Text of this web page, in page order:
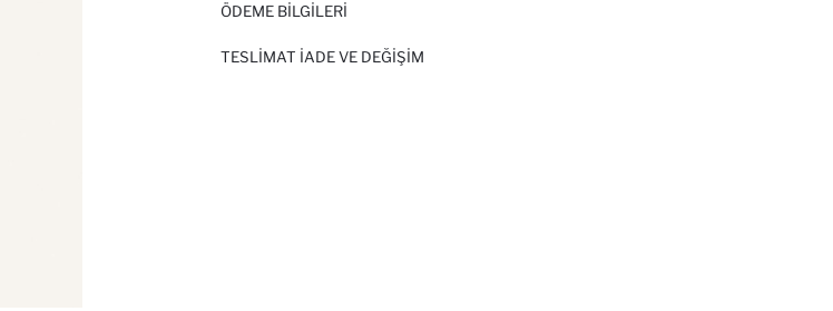
ÖDEME BİLGİLERİ
TESLIMAT İADE VE DEĞIŞIM